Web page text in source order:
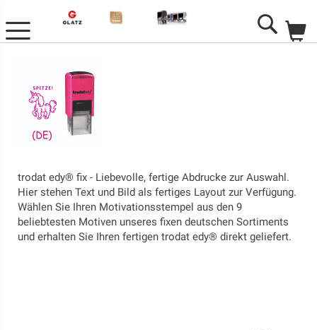
Search
trodat edy® fix - Liebevolle, fertige Abdrucke zur Auswahl.
Hier stehen Text und Bild als fertiges Layout zur Verfügung.
Wählen Sie Ihren Motivationsstempel aus den 9
beliebtesten Motiven unseres fixen deutschen Sortiments
und erhalten Sie Ihren fertigen trodat edy® direkt geliefert.